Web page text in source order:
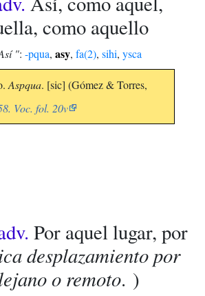
como aquello
": -pqua, asy, fa(2), sihi, ysca
Aspqua. [sic] (Gómez & Torres,
Voc. fol. 20v
Por aquel lugar, por
desplazamiento por
o remoto. )